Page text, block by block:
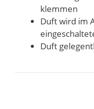
klemmen
Duft wird im
Duft